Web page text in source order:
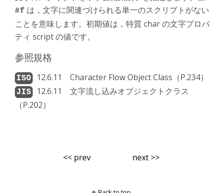
#f は，文字に関連づけられる単一のスクリプトがない
ことを意味します。初期値は，特質 char の文字プロパ
ティ script の値です。
参照規格
12.6.11 Character Flow Object Class（P.234）
12.6.11 文字流し込みオブジェクトクラス
（P.202）
<< prev next >>